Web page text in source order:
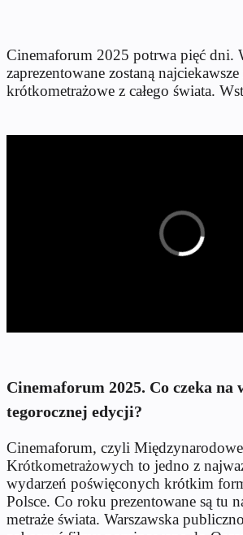
Cinemaforum 2025 potrwa pięć dni.
zaprezentowane zostaną
krótkometrażowe z całego świata.
Cinemaforum 2025. Co czeka na
tegorocznej edycji?
Cinemaforum, czyli
Krótkometrażowych to jedno z
wydarzeń poświęconych krótkim
Polsce. Co roku prezentowane są tu
metraże świata. Warszawska